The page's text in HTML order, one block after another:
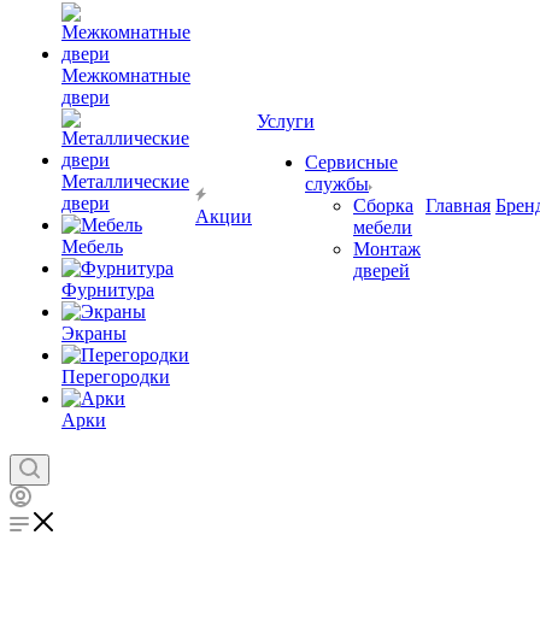
Межкомнатные
двери
Металлические
двери
Мебель
Фурнитура
Экраны
Перегородки
Арки
Акции
Услуги
Сервисные
службы
Сборка
мебели
Монтаж
дверей
Главная